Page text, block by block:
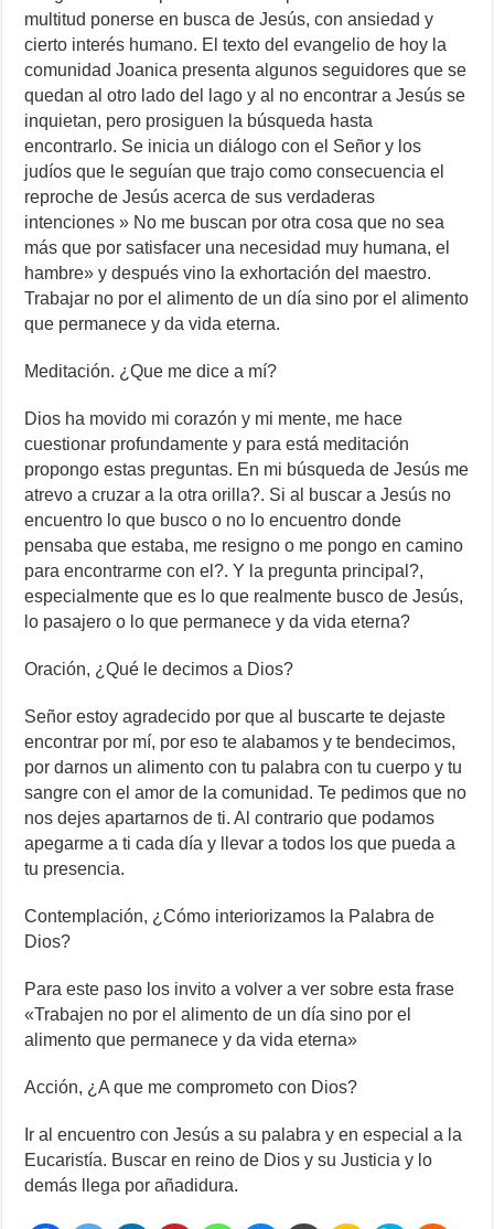
multitud ponerse en busca de Jesús, con ansiedad y
cierto interés humano. El texto del evangelio de hoy la
comunidad Joanica presenta algunos seguidores que se
quedan al otro lado del lago y al no encontrar a Jesús se
inquietan, pero prosiguen la búsqueda hasta
encontrarlo. Se inicia un diálogo con el Señor y los
judíos que le seguían que trajo como consecuencia el
reproche de Jesús acerca de sus verdaderas
intenciones » No me buscan por otra cosa que no sea
más que por satisfacer una necesidad muy humana, el
hambre» y después vino la exhortación del maestro.
Trabajar no por el alimento de un día sino por el alimento
que permanece y da vida eterna.
Meditación. ¿Que me dice a mí?
Dios ha movido mi corazón y mi mente, me hace
cuestionar profundamente y para está meditación
propongo estas preguntas. En mi búsqueda de Jesús me
atrevo a cruzar a la otra orilla?. Si al buscar a Jesús no
encuentro lo que busco o no lo encuentro donde
pensaba que estaba, me resigno o me pongo en camino
para encontrarme con el?. Y la pregunta principal?,
especialmente que es lo que realmente busco de Jesús,
lo pasajero o lo que permanece y da vida eterna?
Oración, ¿Qué le decimos a Dios?
Señor estoy agradecido por que al buscarte te dejaste
encontrar por mí, por eso te alabamos y te bendecimos,
por darnos un alimento con tu palabra con tu cuerpo y tu
sangre con el amor de la comunidad. Te pedimos que no
nos dejes apartarnos de ti. Al contrario que podamos
apegarme a ti cada día y llevar a todos los que pueda a
tu presencia.
Contemplación, ¿Cómo interiorizamos la Palabra de
Dios?
Para este paso los invito a volver a ver sobre esta frase
«Trabajen no por el alimento de un día sino por el
alimento que permanece y da vida eterna»
Acción, ¿A que me comprometo con Dios?
Ir al encuentro con Jesús a su palabra y en especial a la
Eucaristía. Buscar en reino de Dios y su Justicia y lo
demás llega por añadidura.